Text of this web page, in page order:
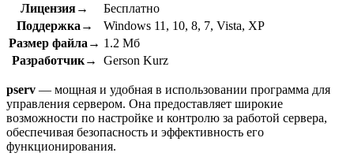
Лицензия→
Бесплатно
Поддержка→
Windows 11, 10, 8, 7, Vista, XP
Размер файла→ 1.2 Мб
Разработчик→
Gerson Kurz
pserv — мощная и удобная в использовании программа для
управления сервером. Она предоставляет широкие
возможности по настройке и контролю за работой сервера,
обеспечивая безопасность и эффективность его
функционирования.